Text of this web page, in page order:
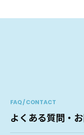
FAQ / CONTACT
よくある質問・